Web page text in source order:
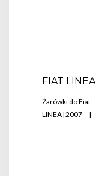
FIAT LINEA
Żarówki do Fiat
LINEA [2007 – ]